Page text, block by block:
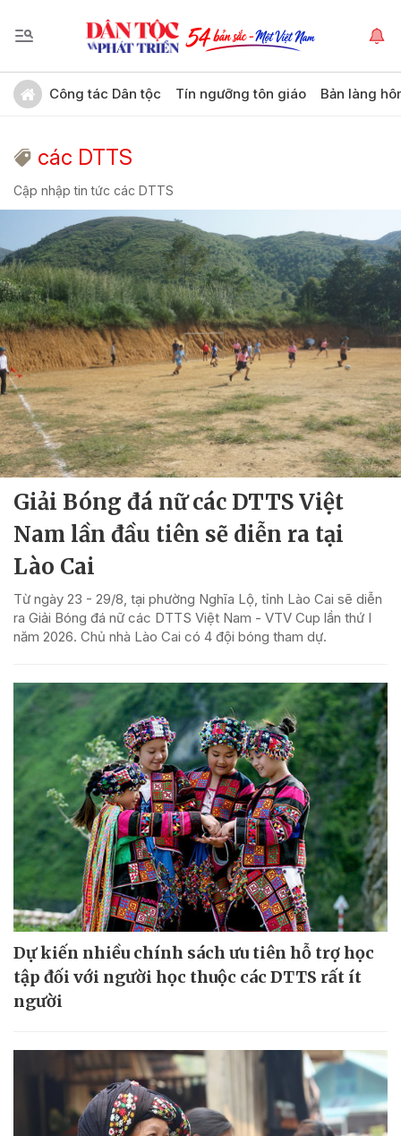
Công tác Dân tộc Tín ngưỡng tôn giáo Bản làng
các DTTS
Cập nhập tin tức các DTTS
Giải Bóng đá nữ các DTTS Việt
Nam lần đầu tiên sẽ diễn ra tại
Lào Cai
Từ ngày 23 - 29/8, tại phường Nghĩa Lộ, tỉnh Lào Cai sẽ diễn
ra Giải Bóng đá nữ các DTTS Việt Nam - VTV Cup lần thứ I
năm 2026. Chủ nhà Lào Cai có 4 đội bóng tham dự.
Dự kiến nhiều chính sách ưu tiên hỗ trợ học
tập đối với người học thuộc các DTTS rất ít
người